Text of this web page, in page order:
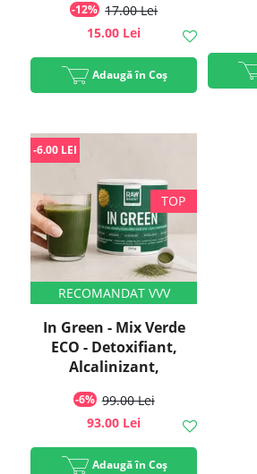
-12% 17.00 Lei
15.00 Lei
Adaugă în Coș
In Green - Mix Verde
ECO - Detoxifiant,
Alcalinizant,
Talie Suplă, 200g, #1
Best Seller | Rawboost
-6% 99.00 Lei
-6.00 LEI
93.00 Lei
Adaugă în Coș